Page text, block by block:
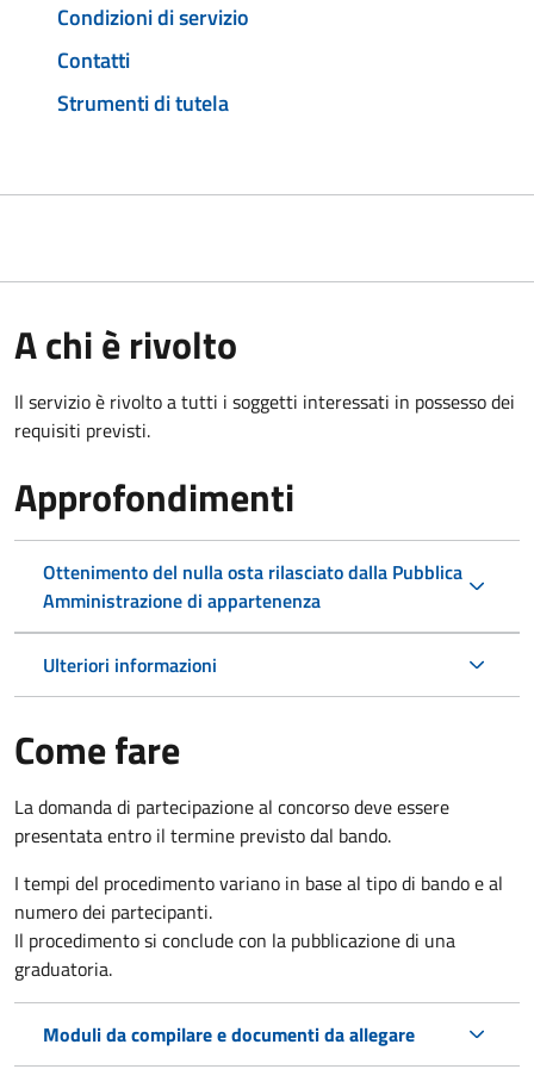
Condizioni di servizio
Contatti
Strumenti di tutela
A chi è rivolto
Il servizio è rivolto a tutti i soggetti interessati in possesso dei
requisiti previsti.
Approfondimenti
Ottenimento del nulla osta rilasciato dalla Pubblica
Amministrazione di appartenenza
Ulteriori informazioni
Come fare
La domanda di partecipazione al concorso deve essere
presentata entro il termine previsto dal bando.
I tempi del procedimento variano in base al tipo di bando e al
numero dei partecipanti.
Il procedimento si conclude con la pubblicazione di una
graduatoria.
Moduli da compilare e documenti da allegare